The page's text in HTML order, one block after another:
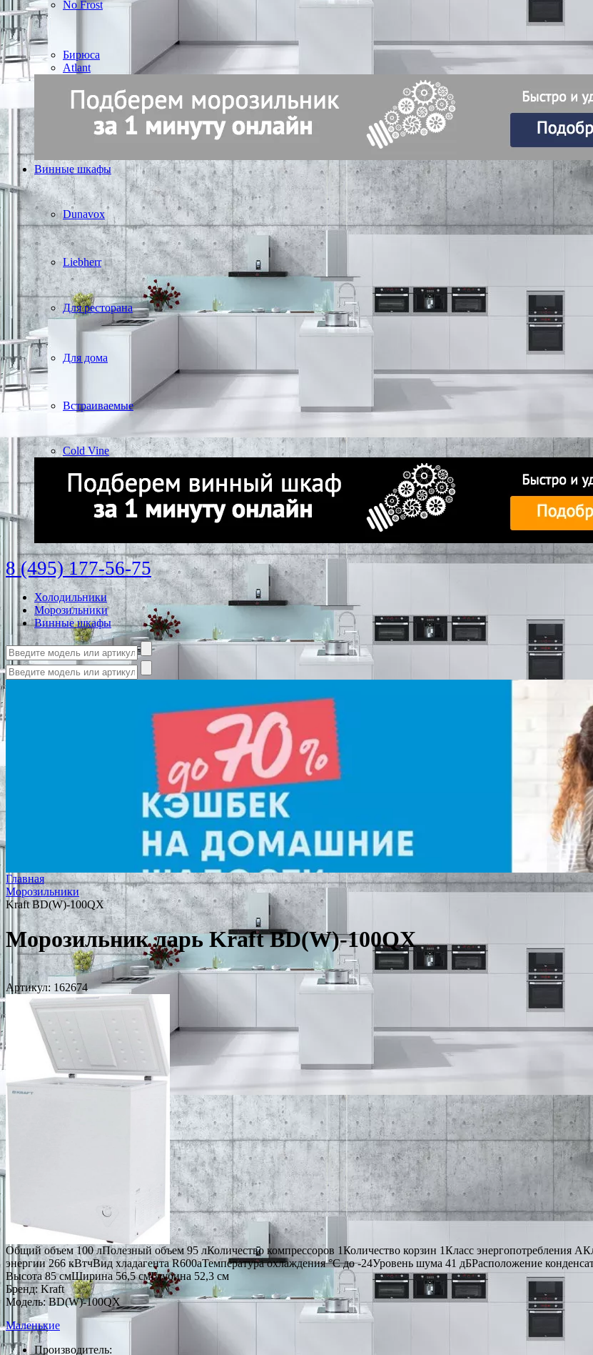
No Frost
Бирюса
Atlant
Винные шкафы
Dunavox
Liebherr
Для ресторана
Для дома
Встраиваемые
Cold Vine
8 (495) 177-56-75
Холодильники
Морозильники
Винные шкафы
Главная
Морозильники
Kraft BD(W)-100QX
Морозильник ларь Kraft BD(W)-100QX
Артикул: 162674
Общий объем 100 лПолезный объем 95 лКоличество компрессоров 1Количество корзин 1Класс энергопотребления
энергии 266 кВтчВид хладагента R600aТемпература охлаждения °С до -24Уровень шума 41 дБРасположение
Высота 85 смШирина 56,5 смГлубина 52,3 см
Бренд: Kraft
Модель: BD(W)-100QX
Маленькие
Производитель: